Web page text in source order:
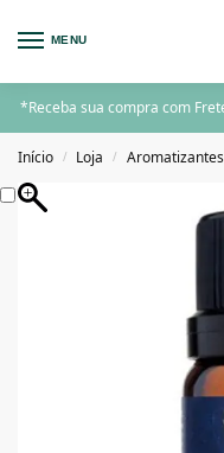
MENU
*Receba sua compra com
Início / Loja /